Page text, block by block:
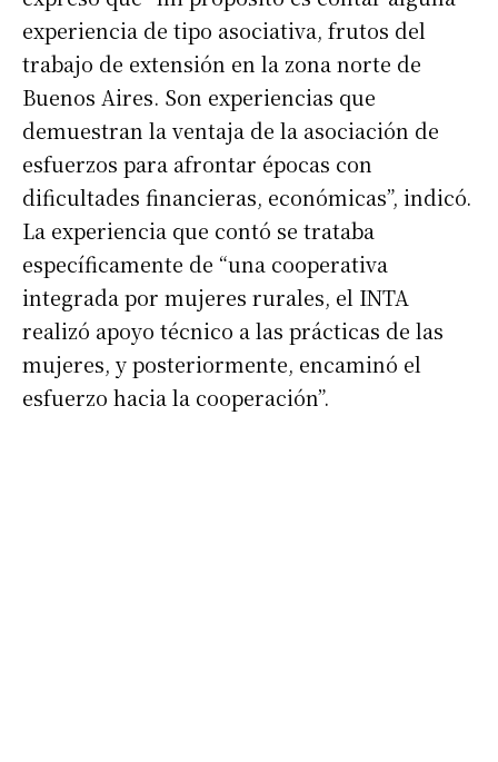
Suscribirme gratis
Dirección de correo electrónico*
Nombre
experiencia de tipo asociativa, frutos del
trabajo de extensión en la zona norte de
Buenos Aires. Son experiencias que
demuestran la ventaja de la asociación de
esfuerzos para afrontar épocas con
dificultades financieras, económicas”, indicó.
La experiencia que contó se trataba
específicamente de “una cooperativa
integrada por mujeres rurales, el INTA
realizó apoyo técnico a las prácticas de las
mujeres, y posteriormente, encaminó el
esfuerzo hacia la cooperación”.